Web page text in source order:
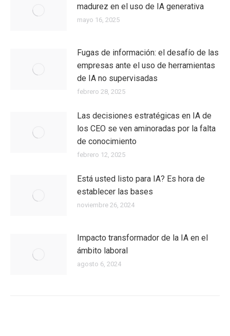
madurez en el uso de IA generativa
mayo 16, 2025
Fugas de información: el desafío de las
empresas ante el uso de herramientas
de IA no supervisadas
febrero 28, 2025
Las decisiones estratégicas en IA de
los CEO se ven aminoradas por la falta
de conocimiento
febrero 12, 2025
Está usted listo para IA? Es hora de
establecer las bases
noviembre 26, 2024
Impacto transformador de la IA en el
ámbito laboral
agosto 6, 2024